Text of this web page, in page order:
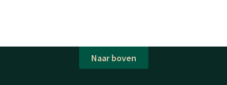
Naar boven